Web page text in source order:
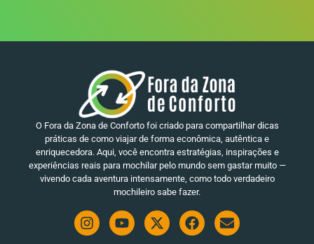
O Fora da Zona de Conforto foi criado para compartilhar dicas
práticas de como viajar de forma econômica, autêntica e
enriquecedora. Aqui, você encontra estratégias, inspirações e
experiências reais para mochilar pelo mundo sem gastar muito —
vivendo cada aventura intensamente, como todo verdadeiro
mochileiro sabe fazer.